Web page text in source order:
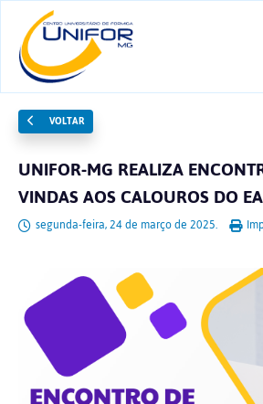
VOLTAR
UNIFOR-MG REALIZA
VINDAS AOS CALOUROS DO
segunda-feira, 24 de março de 2025.